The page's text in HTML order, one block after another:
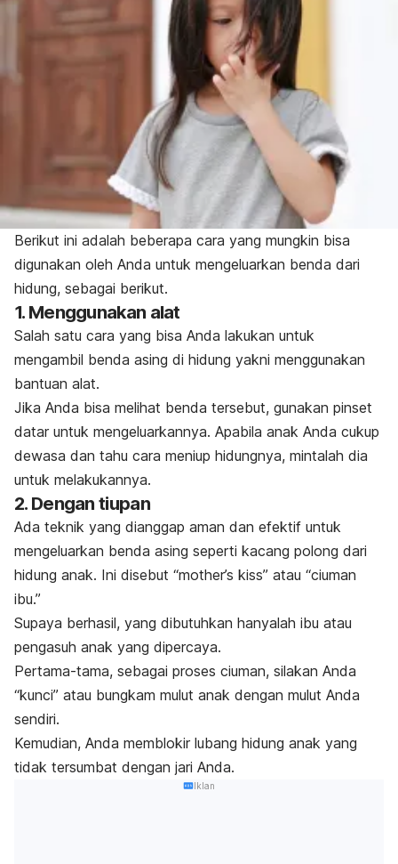
Berikut ini adalah beberapa cara yang mungkin bisa
digunakan oleh Anda untuk mengeluarkan benda dari
hidung, sebagai berikut.
1. Menggunakan alat
Salah satu cara yang bisa Anda lakukan untuk
mengambil benda asing di hidung yakni menggunakan
bantuan alat.
Jika Anda bisa melihat benda tersebut, gunakan pinset
datar untuk mengeluarkannya. Apabila anak Anda cukup
dewasa dan tahu cara meniup hidungnya, mintalah dia
untuk melakukannya.
2. Dengan tiupan
Ada teknik yang dianggap aman dan efektif untuk
mengeluarkan benda asing seperti kacang polong dari
hidung anak. Ini disebut “mother’s kiss” atau “ciuman
ibu.”
Supaya berhasil, yang dibutuhkan hanyalah ibu atau
pengasuh anak yang dipercaya.
Pertama-tama, sebagai proses ciuman, silakan Anda
“kunci” atau bungkam mulut anak dengan mulut Anda
sendiri.
Kemudian, Anda memblokir lubang hidung anak yang
tidak tersumbat dengan jari Anda.
Iklan